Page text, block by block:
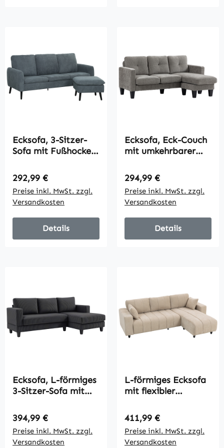
Ecksofa, 3-Sitzer-
Sofa mit Fußhocker,
förmiges Couch-Set,
Dunkelgrau
Regulärer Preis:
292,99 €
Preise inkl. MwSt. zzgl.
Versandkosten
Details
Ecksofa, Eck-Couch
mit umkehrbarer
in L-Form, Bezug in
Leinenoptik, 186 x
130 x 84 cm, Braun
Regulärer Preis:
294,99 €
Preise inkl. MwSt. zzgl.
Versandkosten
Details
Ecksofa, L-förmiges
3-Sitzer-Sofa mit
Holzkonstruktion, 8
Beine, Cordstoff,
Schaumstoffpolsteru
Regulärer Preis:
394,99 €
Preise inkl. MwSt. zzgl.
Versandkosten
L-förmiges Ecksofa
mit flexibler
Sitzer-Couch mit 2
Kissen,
Metallrahmen, für
Regulärer Preis:
411,99 €
Preise inkl. MwSt. zzgl.
Versandkosten